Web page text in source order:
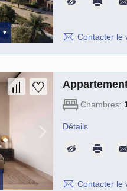
Contacter le
Chambres:
Détails
Contacter le